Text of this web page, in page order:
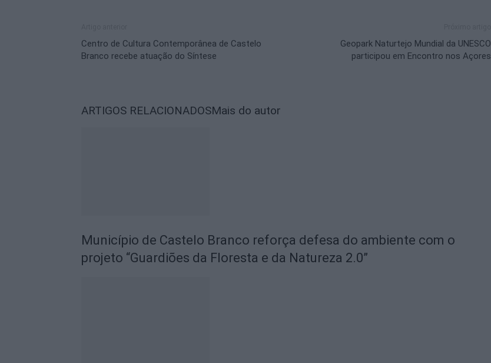
Centro de Cultura Contemporânea de Castelo
Branco recebe atuação do Síntese
Geopark Naturtejo Mundial da UNESCO
participou em Encontro nos Açores
ARTIGOS RELACIONADOSMais do autor
Município de Castelo Branco reforça defesa do ambiente com o
projeto “Guardiões da Floresta e da Natureza 2.0”